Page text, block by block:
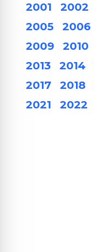
2001 2002
2005
2006
2009
2010
2013
2014
2017
2018
2021
2022